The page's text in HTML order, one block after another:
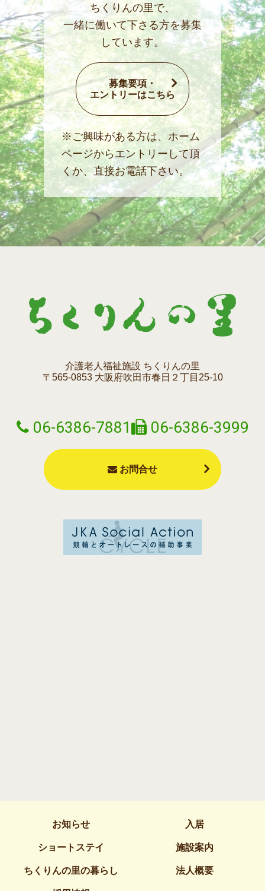
ちくりんの里で、
一緒に働いて下さる方を募集
しています。
募集要項・
エントリーはこちら
※ご興味がある方は、ホーム
ページからエントリーして頂
くか、直接お電話下さい。
介護老人福祉施設 ちくりんの里
〒565-0853 大阪府吹田市春日２丁目25-10
06-6386-7881 06-6386-3999
お問合せ
お知らせ 入居
ショートステイ 施設案内
ちくりんの里の暮らし 法人概要